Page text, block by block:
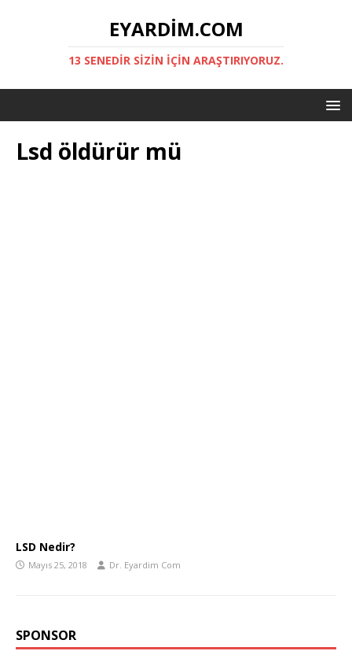
EYARDIM.COM
13 SENEDIR SIZIN IÇIN ARAŞTIRIYORUZ.
Lsd öldürür mü
LSD Nedir?
Mayıs 25, 2018 Dr. Eyardim Com
SPONSOR